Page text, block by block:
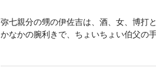
弥七親分の甥の伊佐吉は、酒、女、博打
かなかの腕利きで、ちょいちょい伯父の
で……。事件を彩る女たちの色香に迷い